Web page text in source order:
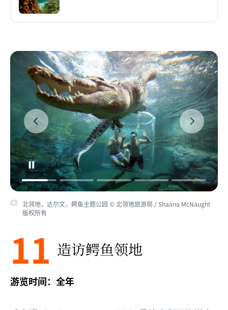
北领地，达尔文，鳄鱼主题公园 © 北领地旅游局 / Shaana McNaught
版权所有
11 造访鳄鱼领地
游览时间：全年